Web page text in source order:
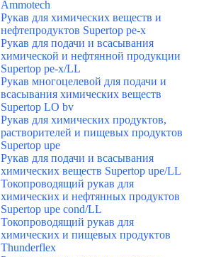
Ammotech
Рукав для химических веществ и
нефтепродуктов Supertop pe-x
Рукав для подачи и всасывания
химической и нефтянной продукции
Supertop pe-x/LL
Рукав многоцелевой для подачи и
всасывания химических веществ
Supertop LO bv
Рукав для химических продуктов,
растворителей и пищевых продуктов
Supertop upe
Рукав для подачи и всасывания
химических веществ Supertop upe/LL
Токопроводящий рукав для
химических и нефтянных продуктов
Supertop upe cond/LL
Токопроводящий рукав для
химических и пищевых продуктов
Thunderflex